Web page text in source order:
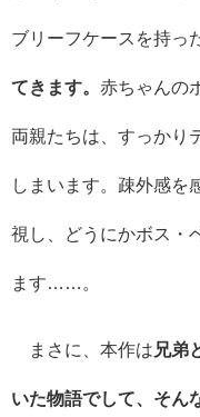
ブリーフケースを持っ
てきます。 赤ちゃんの
両親たちは、すっかり
しまいます。疎外感を
視し、どうにかボス・
ます……。
まさに、本作は 兄弟
いた物語でして、そん